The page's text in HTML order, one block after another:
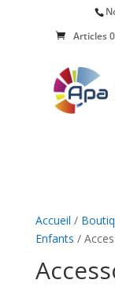
Articles 0
Accueil /
Enfants /